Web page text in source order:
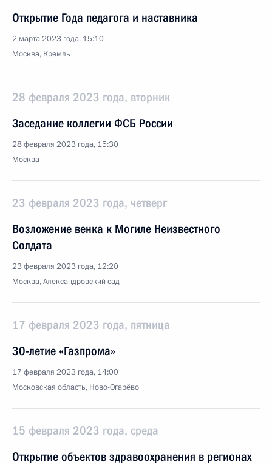
Открытие Года педагога и наставника
2 марта 2023 года, 15:10
Москва, Кремль
28 февраля 2023 года, вторник
Заседание коллегии ФСБ России
28 февраля 2023 года, 15:30
Москва
23 февраля 2023 года, четверг
Возложение венка к Могиле Неизвестного
Солдата
23 февраля 2023 года, 12:20
Москва, Александровский сад
17 февраля 2023 года, пятница
30-летие «Газпрома»
17 февраля 2023 года, 14:00
Московская область, Ново-Огарёво
15 февраля 2023 года, среда
Открытие объектов здравоохранения в регионах